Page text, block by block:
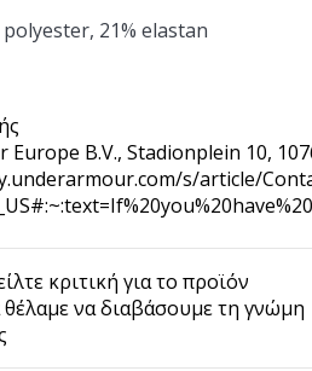
21% elastan
Europe B.V., Stadionplein 10,
s/article/
για το προϊόν
κριτική για το προϊόν
να διαβάσουμε τη γνώμη